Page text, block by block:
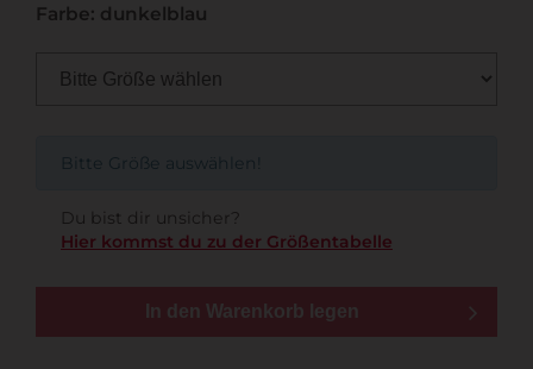
Farbe: dunkelblau
Bitte Größe auswählen!
Du bist dir unsicher?
Hier kommst du zu der Größentabelle
In den Warenkorb legen